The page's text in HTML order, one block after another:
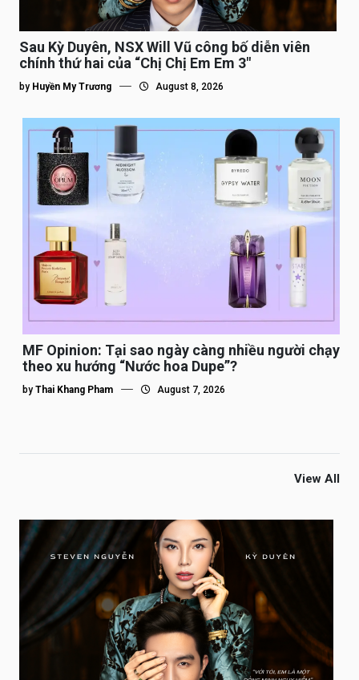
Sau Kỳ Duyên, NSX Will Vũ công bố diễn viên
chính thứ hai của “Chị Chị Em Em 3″
by Huyền My Trương August 8, 2026
MF Opinion: Tại sao ngày càng nhiều người chạy
theo xu hướng “Nước hoa Dupe”?
by Thai Khang Pham August 7, 2026
View All